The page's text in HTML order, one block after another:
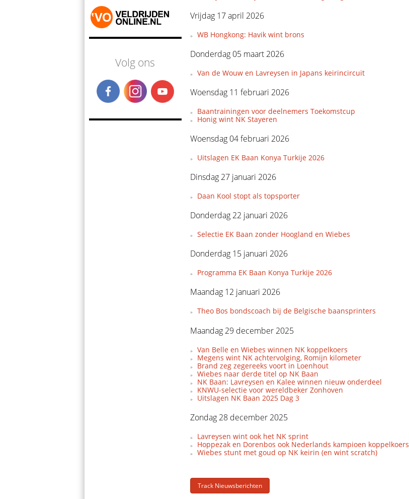
Volg ons
Vrijdag 17 april 2026
WB Hongkong: Havik wint brons
Donderdag 05 maart 2026
Van de Wouw en Lavreysen in Japans keirincircuit
Woensdag 11 februari 2026
Baantrainingen voor deelnemers Toekomstcup
Honig wint NK Stayeren
Woensdag 04 februari 2026
Uitslagen EK Baan Konya Turkije 2026
Dinsdag 27 januari 2026
Daan Kool stopt als topsporter
Donderdag 22 januari 2026
Selectie EK Baan zonder Hoogland en Wiebes
Donderdag 15 januari 2026
Programma EK Baan Konya Turkije 2026
Maandag 12 januari 2026
Theo Bos bondscoach bij de Belgische baansprinters
Maandag 29 december 2025
Van Belle en Wiebes winnen NK koppelkoers
Megens wint NK achtervolging, Romijn kilometer
Brand zeg zegereeks voort in Loenhout
Wiebes naar derde titel op NK Baan
NK Baan: Lavreysen en Kalee winnen nieuw onderdeel
KNWU-selectie voor wereldbeker Zonhoven
Uitslagen NK Baan 2025 Dag 3
Zondag 28 december 2025
Lavreysen wint ook het NK sprint
Hoppezak en Dorenbos ook Nederlands kampioen koppelkoers
Wiebes stunt met goud op NK keirin (en wint scratch)
Track Nieuwsberichten